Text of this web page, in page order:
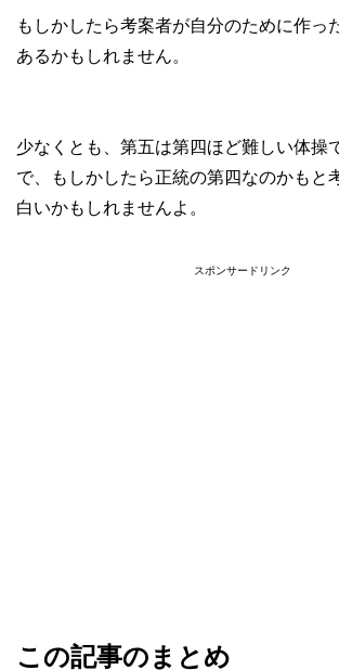
もしかしたら考案者が自分のために作っ
あるかもしれません。
少なくとも、第五は第四ほど難しい体操
で、もしかしたら正統の第四なのかもと
白いかもしれませんよ。
スポンサードリンク
この記事のまとめ